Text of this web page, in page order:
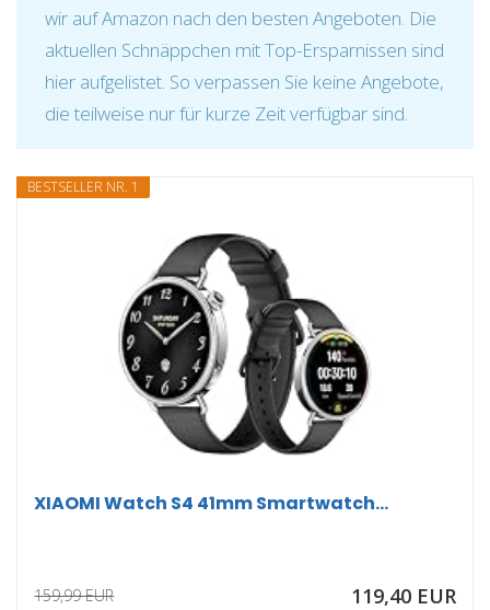
wir auf Amazon nach den besten Angeboten. Die
aktuellen Schnäppchen mit Top-Ersparnissen sind
hier aufgelistet. So verpassen Sie keine Angebote,
die teilweise nur für kurze Zeit verfügbar sind.
BESTSELLER NR. 1
XIAOMI Watch S4 41mm Smartwatch...
159,99 EUR 119,40 EUR